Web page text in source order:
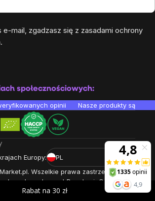
mail, zgadzasz się z zasadami ochrony
.
społecznościowych:
opinii Nasze produkty są
Europy:
PL
Wszelkie prawa zastrzeżone.
danych osobowych Regulamin Cookies
Premium
Rabat na 30 zł